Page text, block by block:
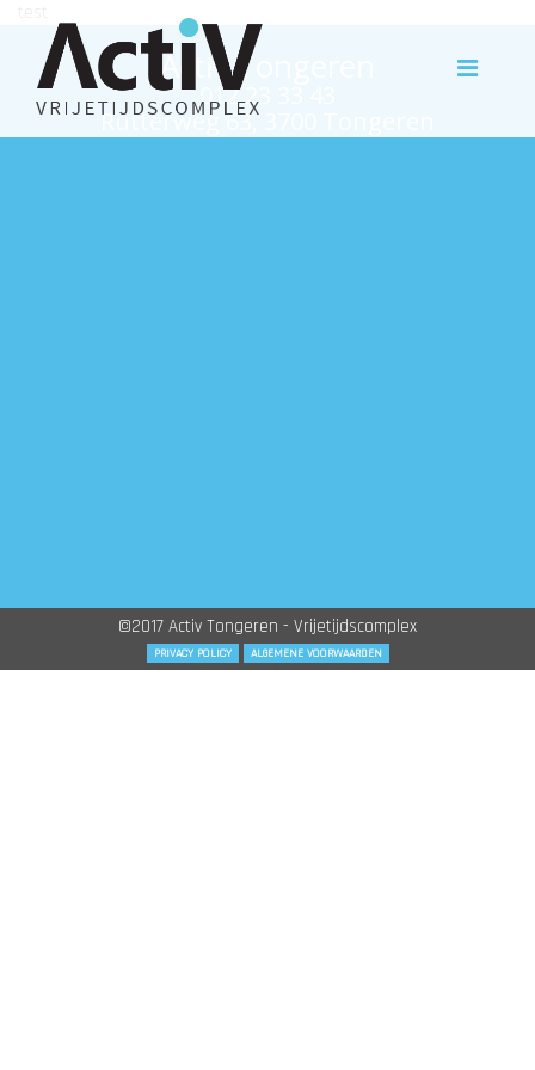
Activ Tongeren
012 23 33 43
Rutterweg 63, 3700 Tongeren
©2017 Activ Tongeren - Vrijetijdscomplex
PRIVACY POLICY ALGEMENE VOORWAARDEN